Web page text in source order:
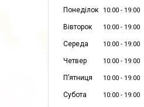
Понеділок 10:00 19:00
Вівторок 10:00 19:00
Середа 10:00 19:00
Четвер 10:00 19:00
Пʼятниця 10:00 19:00
Субота 10:00 19:00